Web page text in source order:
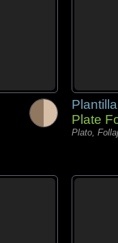
Plate
Plato,